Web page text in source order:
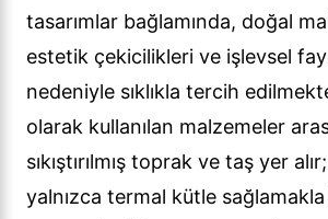
tasarımlar bağlamında, doğal
estetik çekicilikleri ve işlevsel
nedeniyle sıklıkla tercih
olarak kullanılan malzemeler
sıkıştırılmış toprak ve taş yer
yalnızca termal kütle sağlamakla